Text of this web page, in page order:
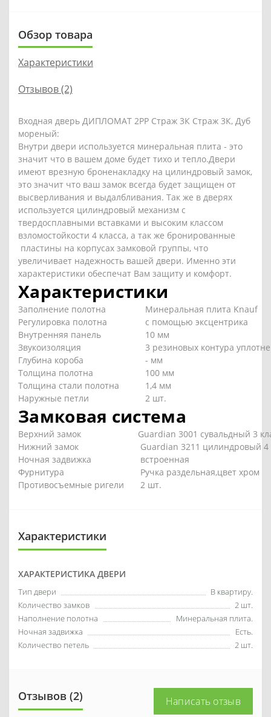
Обзор товара
Характеристики
Отзывов (2)
Входная дверь ДИПЛОМАТ 2РР Страж 3К Страж 3К, Дуб
мореный:
Внутри двери используется минеральная плита - это
значит что в вашем доме будет тихо и тепло.Двери
имеют врезную броненакладку на цилиндровый замок,
это значит что ваш замок всегда будет защищен от
высверливания и выдалбливания. Так же в дверях
используется цилиндровый механизм с
твердосплавными вставками и высоким классом
взломостойкости 4 класса, а так же бронированные
пластины на корпусах замковой группы, что
увеличивает надежность вашей двери. Именно эти
характеристики обеспечат Вам защиту и комфорт.
Характеристики
Заполнение полотна
Минеральная плита Knauf
Регулировка полотна
с помощью эксцентрика
Внутренняя панель
10 мм
Звукоизоляция
3 резиновых контура
Глубина короба
- мм
Толщина полотна
100 мм
Толщина стали полотна
1,4 мм
Наружные петли
2 шт.
Замковая система
Верхний замок
Guardian 3001 сувальдный 3
Нижний замок
Guardian 3211 цилиндровый 4
Ночная задвижка
встроенная
Фурнитура
Ручка раздельная,цвет хром
Противосъемные ригели
2 шт.
Характеристики
ХАРАКТЕРИСТИКА ДВЕРИ
Тип двери
В квартиру.
Количество замков
2 шт.
Наполнение полотна
Минеральная плита.
Ночная задвижка
Есть.
Количество петель
2 шт.
Отзывов (2) Написать отзыв